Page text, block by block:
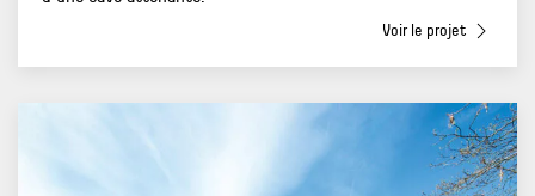
Voir le projet